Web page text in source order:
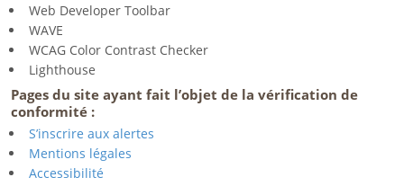
Web Developer Toolbar
WAVE
WCAG Color Contrast Checker
Lighthouse
Pages du site ayant fait l’objet de la vérification de
conformité :
S’inscrire aux alertes
Mentions légales
Accessibilité